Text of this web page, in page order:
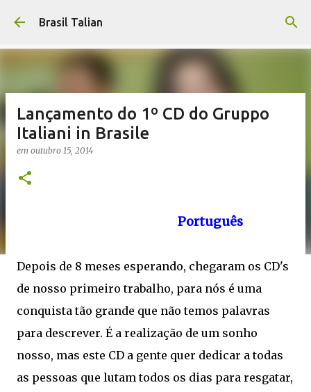
Pular para o conteúdo principal
Brasil Talian
Lançamento do 1º CD do Gruppo
Italiani in Brasile
em outubro 15, 2014
Português
Depois de 8 meses esperando, chegaram os CD's
de nosso primeiro trabalho, para nós é uma
conquista tão grande que não temos palavras
para descrever. É a realização de um sonho
nosso, mas este CD a gente quer dedicar a todas
as pessoas que lutam todos os dias para resgatar,